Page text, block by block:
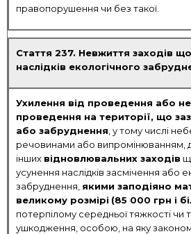
правопорушення чи без такої.
Стаття 237. Невжиття заходів
наслідків екологічного
Ухилення від проведення або
проведення на території, що
або забруднення, у тому числі
речовинами або випромінюванням,
інших відновлювальних заходів
усунення наслідків засмічення або
забруднення, якими заподіяно
великому розмірі (85 000 грн і
потерпілому середньої тяжкості чи
ушкодження, особою, на яку